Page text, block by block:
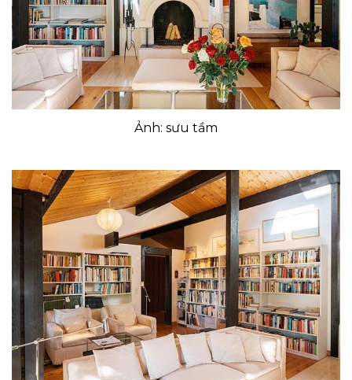
Ảnh: sưu tầm